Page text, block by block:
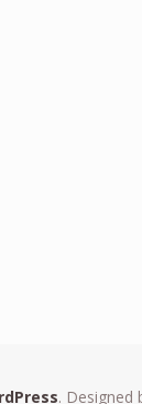
. Designed